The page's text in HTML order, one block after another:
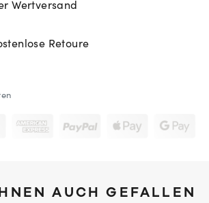
Wertversand
Retoure
AUCH GEFALLEN